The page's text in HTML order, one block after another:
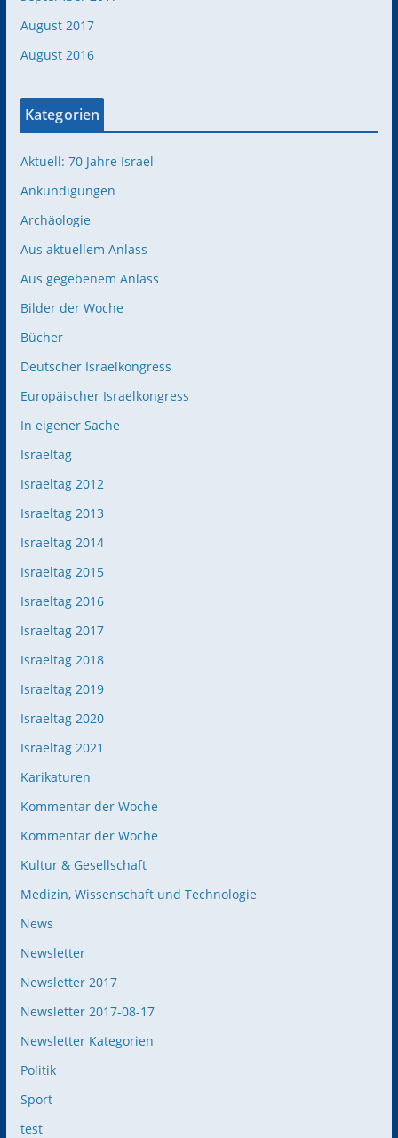
August 2017
August 2016
Kategorien
Aktuell: 70 Jahre Israel
Ankündigungen
Archäologie
Aus aktuellem Anlass
Aus gegebenem Anlass
Bilder der Woche
Bücher
Deutscher Israelkongress
Europäischer Israelkongress
In eigener Sache
Israeltag
Israeltag 2012
Israeltag 2013
Israeltag 2014
Israeltag 2015
Israeltag 2016
Israeltag 2017
Israeltag 2018
Israeltag 2019
Israeltag 2020
Israeltag 2021
Karikaturen
Kommentar der Woche
Kommentar der Woche
Kultur & Gesellschaft
Medizin, Wissenschaft und Technologie
News
Newsletter
Newsletter 2017
Newsletter 2017-08-17
Newsletter Kategorien
Politik
Sport
test